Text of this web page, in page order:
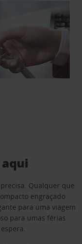
Qualquer que
engraçado
para uma viagem
para umas férias